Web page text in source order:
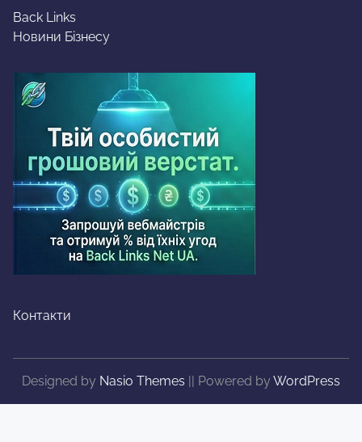
Back Links
Новини Бізнесу
Контакти
Designed by Nasio Themes || Powered by WordPress